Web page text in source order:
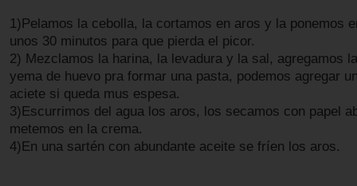
1)Pelamos la cebolla, la cortamos en aros y la ponemos
unos 30 minutos para que pierda el picor.
2) Mezclamos la harina, la levadura y la sal, agregamos
yema de huevo pra formar una pasta, podemos agregar
aciete si queda mus espesa.
3)Escurrimos del agua los aros, los secamos con papel
metemos en la crema.
4)En una sartén con abundante aceite se fríen los aros.